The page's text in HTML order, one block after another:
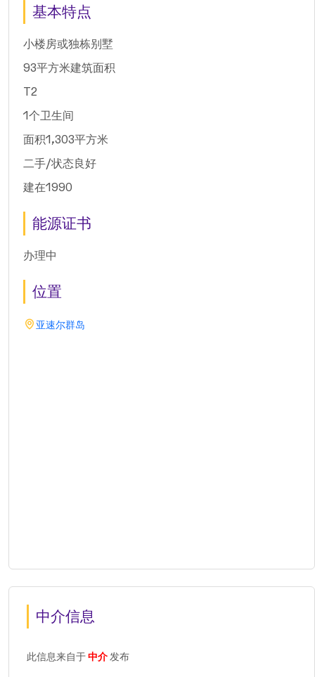
基本特点
小楼房或独栋别墅
93平方米建筑面积
T2
1个卫生间
面积1,303平方米
二手/状态良好
建在1990
能源证书
办理中
位置
亚速尔群岛
中介信息
此信息来自于中介发布